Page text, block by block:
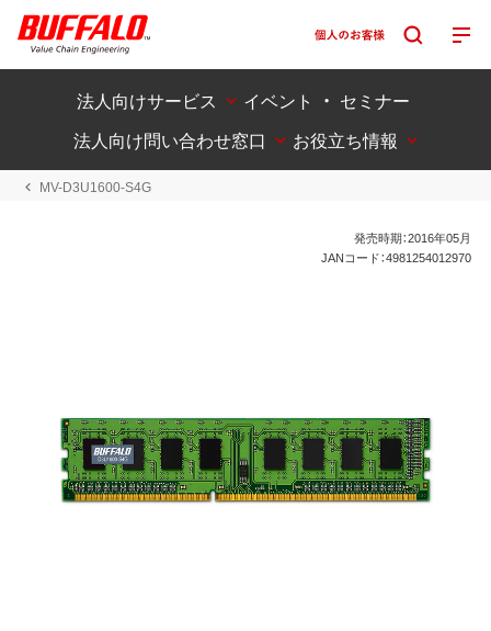
法人向けサービス
イベント ・ セミナー
法人向け問い合わせ窓口
お役立ち情報
MV-D3U1600-S4G
発売時期：2016年05月
JANコード：4981254012970